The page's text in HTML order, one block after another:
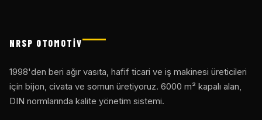
NRSP OTOMOTİV
1998'den beri ağır vasıta, hafif ticari ve iş makinesi üreticileri
için bijon, civata ve somun üretiyoruz. 6000 m² kapalı alan,
DIN normlarında kalite yönetim sistemi.